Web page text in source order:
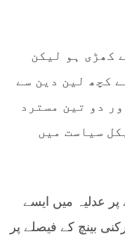
کھڑی ہو لیکن
کچھ لین دین سے
دو تین مسترد
سیاست میں
پر عدلیہ میں ایسے
بینچ کے فیصلے پر